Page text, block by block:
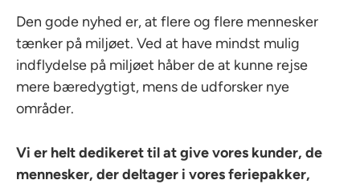
Den gode nyhed er, at flere og flere mennesker
tænker på miljøet. Ved at have mindst mulig
indflydelse på miljøet håber de at kunne rejse
mere bæredygtigt, mens de udforsker nye
områder.
Vi er helt dedikeret til at give vores kunder, de
mennesker, der deltager i vores feriepakker,